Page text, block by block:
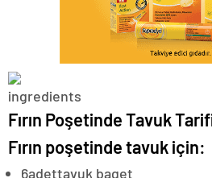
Fırın Poşetinde Tavuk
Fırın poşetinde tavuk için:
6adettavuk baget